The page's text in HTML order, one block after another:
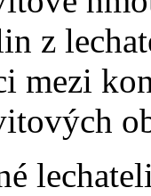
z
mezi